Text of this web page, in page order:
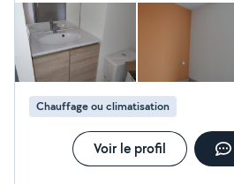
Chauffage ou climatisation
Voir le profil